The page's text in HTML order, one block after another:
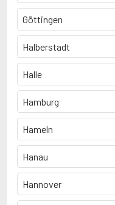
Göttingen
Halberstadt
Halle
Hamburg
Hameln
Hanau
Hannover